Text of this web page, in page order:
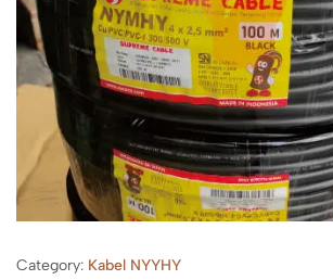
Category: Kabel NYYHY